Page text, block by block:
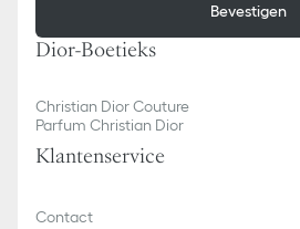
Bevestigen
Dior-Boetieks
Christian Dior Couture
Parfum Christian Dior
Klantenservice
Contact